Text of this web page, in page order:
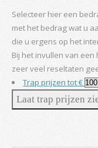
Selecteer hier een
met het bedrag wat u
die u ergens op het
Bij het invullen van
zeer veel reseltaten
Trap prijzen tot €